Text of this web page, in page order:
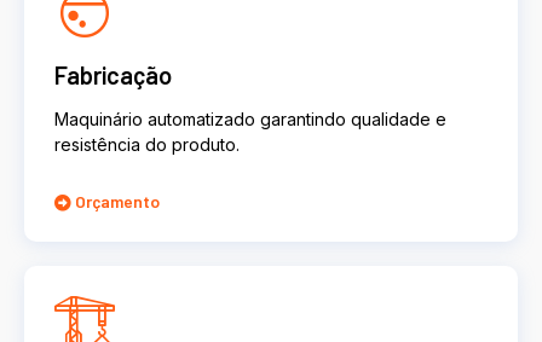
Fabricação
Maquinário automatizado garantindo qualidade e
resistência do produto.
Orçamento